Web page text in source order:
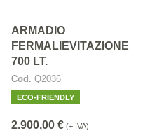
ARMADIO
FERMALIEVITAZIONE
700 LT.
Cod. Q2036
ECO-FRIENDLY
2.900,00 € (+ IVA)